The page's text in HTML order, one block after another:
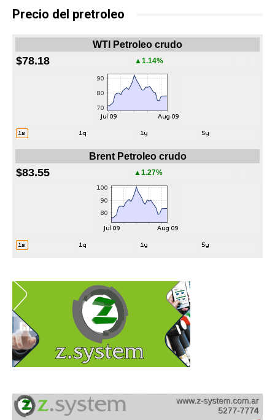
Precio del pretroleo
WTI Petroleo crudo
$78.18 ▲1.14%
Brent Petroleo crudo
$83.55 ▲1.27%